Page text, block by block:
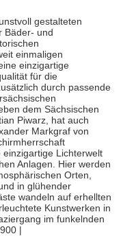
gestalteten
Bäder- und
einmaligen
einzigartige
für die
durch passende
dem Sächsischen
Piwarz, hat auch
Markgraf von
Lichterwelt
Anlagen. Hier werden
Orten,
in glühender
wandeln auf erhellten
Kunstwerken in
im funkelnden
|